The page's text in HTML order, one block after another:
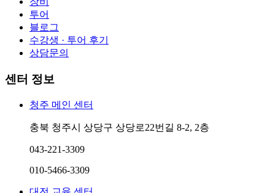
투어
블로그
수강생 · 투어 후기
상담문의
센터 정보
청주 메인 센터
충북 청주시 상당구 상당로22번길 8-2, 2층
043-221-3309
010-5466-3309